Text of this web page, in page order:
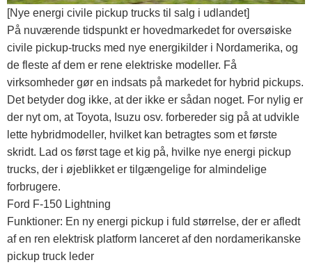
[Nye energi civile pickup trucks til salg i udlandet]
På nuværende tidspunkt er hovedmarkedet for oversøiske
civile pickup-trucks med nye energikilder i Nordamerika, og
de fleste af dem er rene elektriske modeller. Få
virksomheder gør en indsats på markedet for hybrid pickups.
Det betyder dog ikke, at der ikke er sådan noget. For nylig er
der nyt om, at Toyota, Isuzu osv. forbereder sig på at udvikle
lette hybridmodeller, hvilket kan betragtes som et første
skridt. Lad os først tage et kig på, hvilke nye energi pickup
trucks, der i øjeblikket er tilgængelige for almindelige
forbrugere.
Ford F-150 Lightning
Funktioner: En ny energi pickup i fuld størrelse, der er afledt
af en ren elektrisk platform lanceret af den nordamerikanske
pickup truck leder